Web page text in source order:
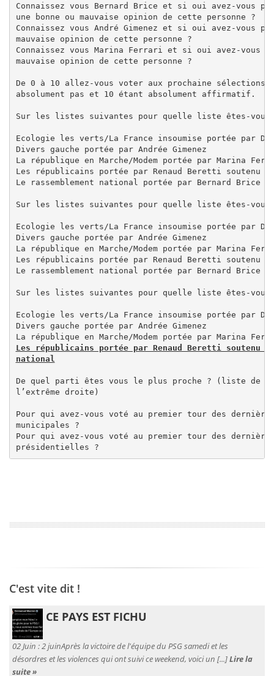
Connaissez vous Bernard Brice et si oui avez-vous
une bonne ou mauvaise opinion de cette personne ?
Connaissez vous André Gimenez et si oui avez-vous
mauvaise opinion de cette personne ?
Connaissez vous Marina Ferrari et si oui avez-vous
mauvaise opinion de cette personne ?
De 0 à 10 allez-vous voter aux prochaine
absolument pas et 10 étant absolument affirmatif.
Sur les listes suivantes pour quelle liste êtes-vous
Ecologie les verts/La France insoumise portée par
Divers gauche portée par Andrée Gimenez
La république en Marche/Modem portée par Marina
Les républicains portée par Renaud Beretti soutenu
Le rassemblement national portée par Bernard Brice
Sur les listes suivantes pour quelle liste êtes-vous
Ecologie les verts/La France insoumise portée par
Divers gauche portée par Andrée Gimenez
La république en Marche/Modem portée par Marina
Les républicains portée par Renaud Beretti soutenu
Le rassemblement national portée par Bernard Brice
Sur les listes suivantes pour quelle liste êtes-vous
Ecologie les verts/La France insoumise portée par
Divers gauche portée par Andrée Gimenez
Les républicains portée par Renaud Beretti soutenu
De quel parti êtes vous le plus proche ? (liste de
l’extrême droite)
Pour qui avez-vous voté au premier tour des
municipales ?
Pour qui avez-vous voté au premier tour des
présidentielles ?
C'est vite dit !
CE PAYS EST FICHU
02 Juin :2 juinAprès la victoire de l'équipe du PSG samedi et les
désordres et les violences qui ont suivi ce weekend, voici un [...]Lire la
suite »